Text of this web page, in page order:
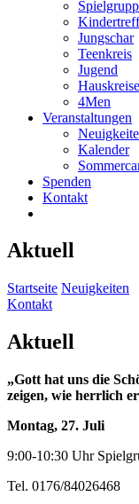
Kindertreff
Jungschar
Teenkreis
Jugend
Hauskreise
4Men
Veranstaltungen
Kalender
Spenden
Kontakt
Aktuell
Startseite Neuigkeiten
Kontakt
Aktuell
„Gott hat uns die
zeigen, wie herrlich
Montag, 27. Juli
9:00-10:30 Uhr
Tel. 0176/84026468